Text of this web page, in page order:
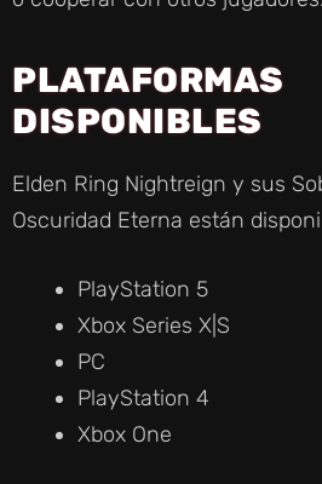
PLATAFORMAS
DISPONIBLES
Elden Ring Nightreign y sus
Oscuridad Eterna están
PlayStation 5
Xbox Series X|S
PC
PlayStation 4
Xbox One